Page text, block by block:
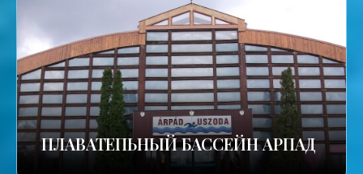
ПЛАВАТЕПЬНЫЙ БАССЕЙН АРПАД